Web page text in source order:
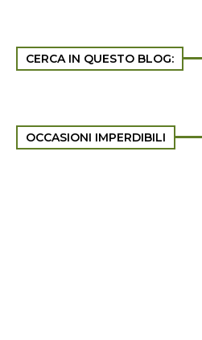
CERCA IN QUESTO BLOG:
OCCASIONI IMPERDIBILI